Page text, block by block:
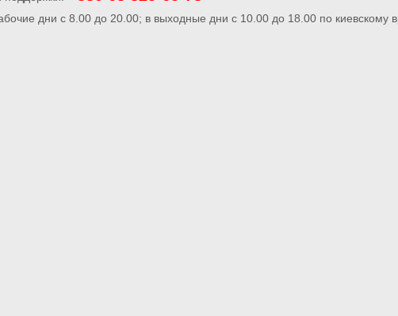
дни с 8.00 до 20.00; в выходные дни с 10.00 до 18.00 по киевскому